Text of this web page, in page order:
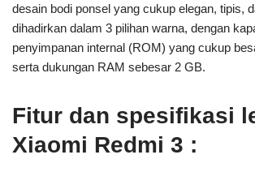
desain bodi ponsel yang cukup elegan, tipis,
dihadirkan dalam 3 pilihan warna, dengan
penyimpanan internal (ROM) yang cukup
serta dukungan RAM sebesar 2 GB.
Fitur dan spesifikasi
Xiaomi Redmi 3 :